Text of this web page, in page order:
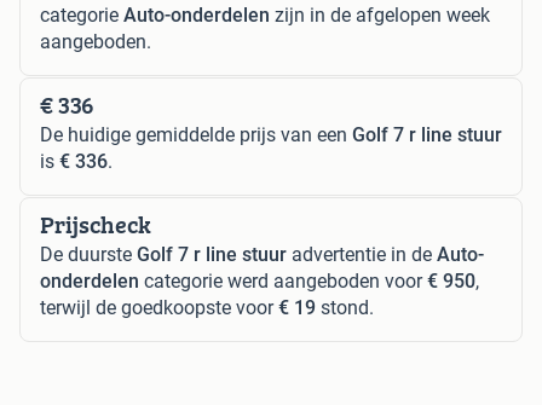
categorie Auto-onderdelen zijn in de afgelopen week
aangeboden.
€ 336
De huidige gemiddelde prijs van een Golf 7 r line stuur
is € 336.
Prijscheck
De duurste Golf 7 r line stuur advertentie in de Auto-
onderdelen categorie werd aangeboden voor€ 950,
terwijl de goedkoopste voor€ 19 stond.